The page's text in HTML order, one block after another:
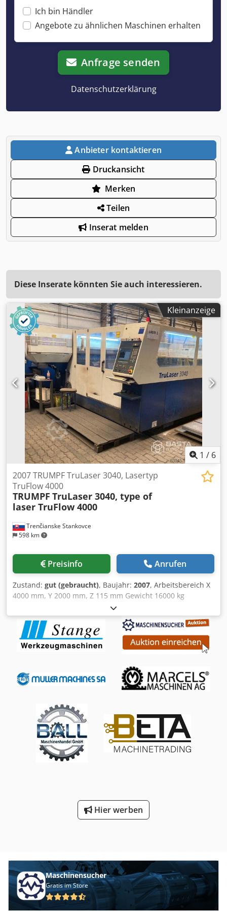
Ich bin Händler
Angebote zu ähnlichen Maschinen erhalten
Anfrage senden
Datenschutzerklärung
Anbieter kontaktieren
Druckansicht
Merken
Teilen
Inserat melden
Diese Inserate könnten Sie auch interessieren.
Kleinanzeige
1 / 6
Trenčianske Stankovce
598 km
2007 TRUMPF TruLaser 3040, Lasertyp
TruFlow 4000
TRUMPF TruLaser 3040, type of
laser TruFlow 4000
Preisinfo Anrufen
Zustand: gut (gebraucht), Baujahr: 2007, Arbeitsbereich X
4000 mm, Y 2000 mm, Z 115 mm Gewicht 16000 kg
Parameter L x B x H: ca. 9800 mm x 5300 mm x 2000 mm
Siemens Sinumerik 840 D Lasertyp TruFlow 4000 W max.
Dicke 20 mm 4000 mm x 1250 mm Vorschub 3400 mm
Demontage, Verladung, Kran sind nicht im Maschinenpreis
enthalten - zuzüglich Preis für alle Dienstleistungen NC:
2: 53667 Technische Parameter:- Bezeichnung: KNC/H
1500/65- Maximale Temperatur: 650 °C- Empfohlener
Betriebstemperaturbereich: 300°C – 600°C- Außenmaße
ca. (B x H x T): 2800 x 3200 x 2100 mm * Höhe
einschließlich Türkonstruktion bei hydraulischer Öffnung-
Innenmaße (B x H x T): 1500 x 1000 x 1000 mm- Anzahl
Heizzonen: 1- Maximales Chargengewicht: 1000 kg-
Schmelzleistung: 48 kW- Ofengewicht: ca. 1300 kg-
Spannung: 3/PEN 400/230 V AC 50 Hz- Die Klappe ist Teil
- Protokoll zur Messung und Optimierung des
Temperaturfelds zur Einhaltung der Norm DIN 17052-1
ΔT10°C im inneren Arbeitsraum (in einem leeren Ofen bei
Heizwiderstandselementen besteht, die sich in der Nähe
der Lüftereinheit befinden. Der Lüfter sorgt über die
Heizzweige für die Zirkulation der Atmosphäre im
Heizraum und damit für die Erwärmung der
Arbeitsatmosphäre und der Ladung im Ofen. Die
Hier werben
Maschinensucher
Gratis im Store